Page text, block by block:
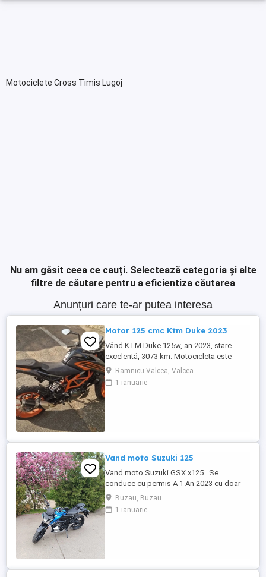
Motociclete Cross Timis Lugoj
Nu am găsit ceea ce cauți. Selectează categoria și alte
filtre de căutare pentru a eficientiza căutarea
Anunțuri care te-ar putea interesa
Motor 125 cmc Ktm Duke 2023
Vând KTM Duke 125w, an 2023, stare
excelentă, 3073 km. Motocicleta este
ideală pentru începători sau pentru oraș.
Fără daune, lovituri!
Ramnicu Valcea, Valcea
1 ianuarie
Vand moto Suzuki 125
Vand moto Suzuki GSX x125 . Se
conduce cu permis A 1 An 2023 cu doar
5000km Stare impecabila , fara cazaturi
ITP valabil pana in noiembrie 2027 Revizii
si schimb de ulei in service autorizat
Buzau, Buzau
1 ianuarie